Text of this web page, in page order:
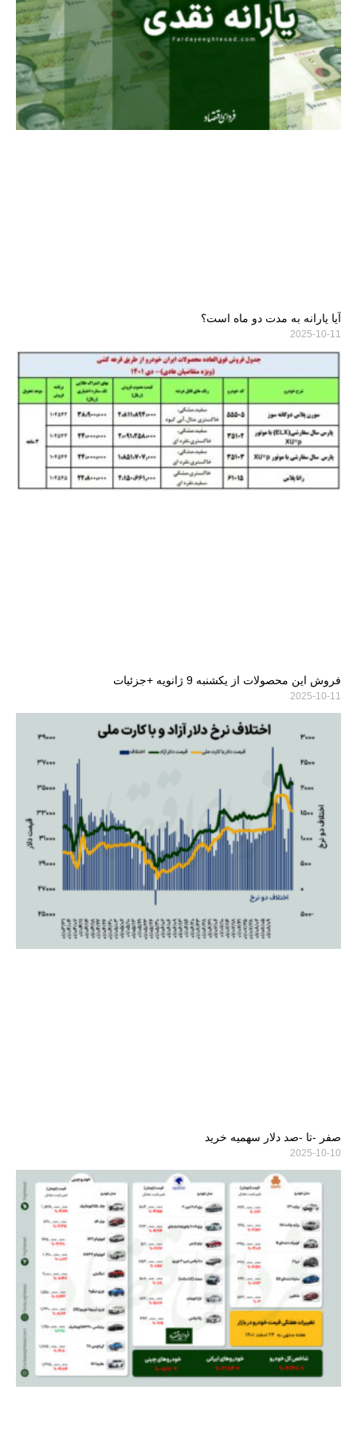
آیا یارانه به مدت دو ماه است؟
2025-10-11
فروش این محصولات از یکشنبه 9 ژانویه +جزئیات
2025-10-11
صفر -تا -صد دلار سهمیه خرید
2025-10-10